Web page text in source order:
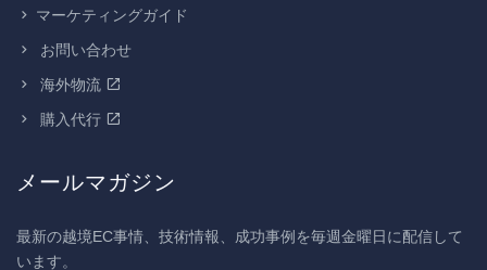
マーケティングガイド
お問い合わせ
海外物流
購入代行
メールマガジン
最新の越境EC事情、技術情報、成功事例を毎週金曜日に配信して
います。